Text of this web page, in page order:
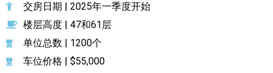
交房日期 | 2025年一季度开始
楼层高度 | 47和61层
单位总数 | 1200个
车位价格 | $55,000